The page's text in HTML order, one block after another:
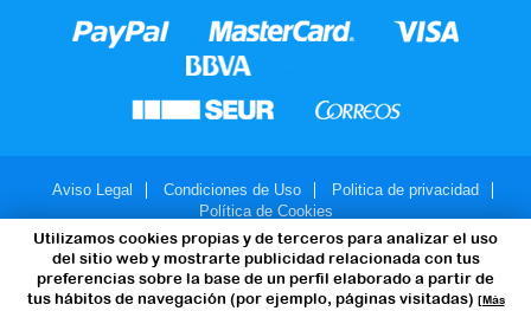
Utilizamos cookies propias y de terceros para analizar el uso
del sitio web y mostrarte publicidad relacionada con tus
preferencias sobre la base de un perfil elaborado a partir de
tus hábitos de navegación (por ejemplo, páginas visitadas) [Más
Aviso Legal Condiciones de Uso
Politica de privacidad
Política de Cookies
© 2007-2026 - JuegosMalabares.com